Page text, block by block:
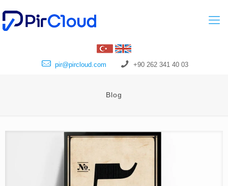
pir@pircloud.com +90 262 341 40 03
Blog